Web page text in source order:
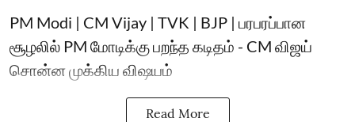
PM Modi | CM Vijay | TVK | BJP | பரபரப்பான
சூழலில் PM மோடிக்கு பறந்த கடிதம் - CM விஜய்
சொன்ன முக்கிய விஷயம்
Read More